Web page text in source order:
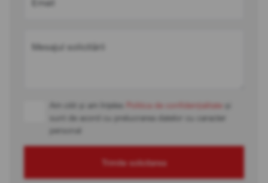
Email
Mesajul solicitării
Am citit și am înțeles Politica de confidențialitate
sunt de acord cu prelucrarea datelor cu caracter
personal
Trimite solicitarea